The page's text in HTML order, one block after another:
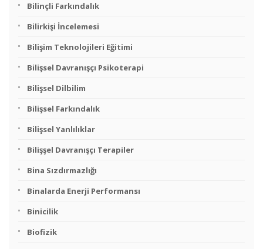
Bilinçli Farkındalık
Bilirkişi İncelemesi
Bilişim Teknolojileri Eğitimi
Bilişsel Davranışçı Psikoterapi
Bilişsel Dilbilim
Bilişsel Farkındalık
Bilişsel Yanlılıklar
Bilişşel Davranışçı Terapiler
Bina Sızdırmazlığı
Binalarda Enerji Performansı
Binicilik
Biofizik